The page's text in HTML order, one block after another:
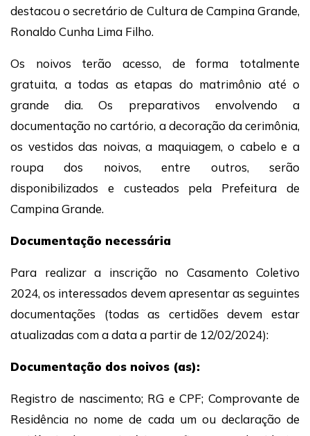
destacou o secretário de Cultura de Campina Grande,
Ronaldo Cunha Lima Filho.
Os noivos terão acesso, de forma totalmente
gratuita, a todas as etapas do matrimônio até o
grande dia. Os preparativos envolvendo a
documentação no cartório, a decoração da cerimônia,
os vestidos das noivas, a maquiagem, o cabelo e a
roupa dos noivos, entre outros, serão
disponibilizados e custeados pela Prefeitura de
Campina Grande.
Documentação necessária
Para realizar a inscrição no Casamento Coletivo
2024, os interessados devem apresentar as seguintes
documentações (todas as certidões devem estar
atualizadas com a data a partir de 12/02/2024):
Documentação dos noivos (as):
Registro de nascimento; RG e CPF; Comprovante de
Residência no nome de cada um ou declaração de